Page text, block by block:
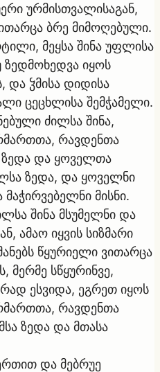
ურმისთვალისაგან,
ბრე მიმოღებული.
მეყსა შინა უფლისა
ზედმოხედვა იყოს
და ჴმისა დიდისა
ცეცხლისა შემჭამელი.
ძილსა შინა,
რავდენთა
ზედა და ყოველთა
ზედა, და ყოველნი
მისნი.
შინა მსუმელნი და
ამაო იყვის სიზმარი
წყურიელი ვითარცა
სწყურინვე,
ესვიდა, ეგრეთ იყოს
რავდენთა
ზედა და მთასა
და მებრუე